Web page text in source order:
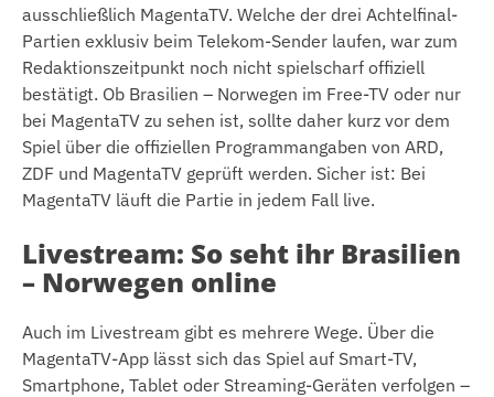
ausschließlich MagentaTV. Welche der drei Achtelfinal-
Partien exklusiv beim Telekom-Sender laufen, war zum
Redaktionszeitpunkt noch nicht spielscharf offiziell
bestätigt. Ob Brasilien – Norwegen im Free-TV oder nur
bei MagentaTV zu sehen ist, sollte daher kurz vor dem
Spiel über die offiziellen Programmangaben von ARD,
ZDF und MagentaTV geprüft werden. Sicher ist: Bei
MagentaTV läuft die Partie in jedem Fall live.
Livestream: So seht ihr Brasilien
– Norwegen online
Auch im Livestream gibt es mehrere Wege. Über die
MagentaTV-App lässt sich das Spiel auf Smart-TV,
Smartphone, Tablet oder Streaming-Geräten verfolgen –